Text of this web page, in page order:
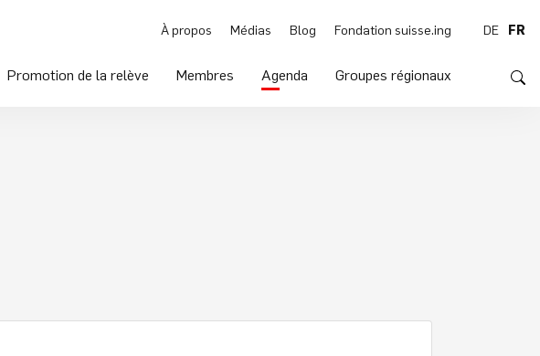
Promotion de la relève Membres Agenda Groupes régionaux
À propos Médias Blog Fondation suisse.ing DE FR